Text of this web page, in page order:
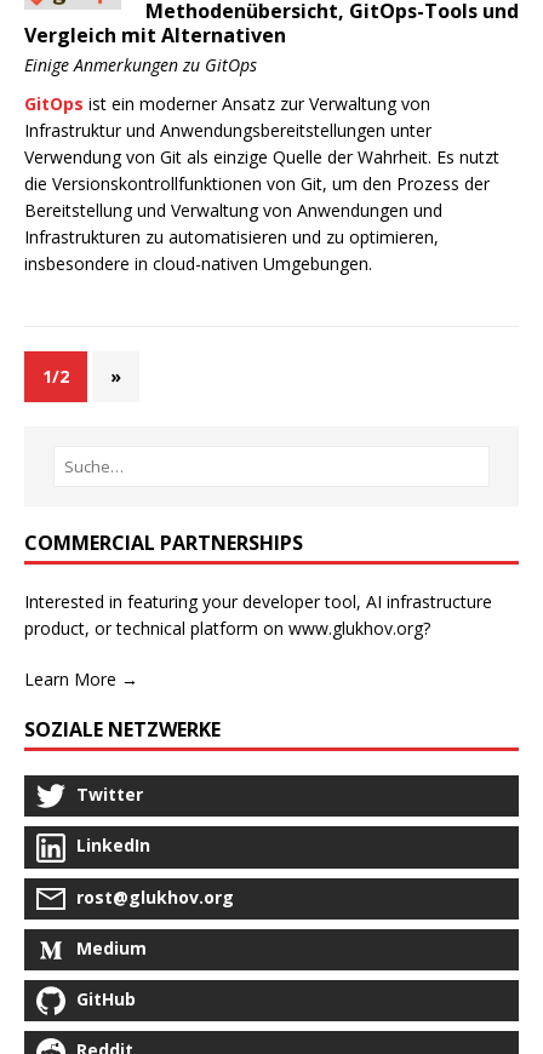
Methodenübersicht, GitOps-Tools und
Vergleich mit Alternativen
Einige Anmerkungen zu GitOps
GitOps ist ein moderner Ansatz zur Verwaltung von
Infrastruktur und Anwendungsbereitstellungen unter
Verwendung von Git als einzige Quelle der Wahrheit. Es nutzt
die Versionskontrollfunktionen von Git, um den Prozess der
Bereitstellung und Verwaltung von Anwendungen und
Infrastrukturen zu automatisieren und zu optimieren,
insbesondere in cloud-nativen Umgebungen.
1/2 »
COMMERCIAL PARTNERSHIPS
Interested in featuring your developer tool, AI infrastructure
product, or technical platform on www.glukhov.org?
Learn More →
SOZIALE NETZWERKE
Twitter
LinkedIn
rost@glukhov.org
Medium
GitHub